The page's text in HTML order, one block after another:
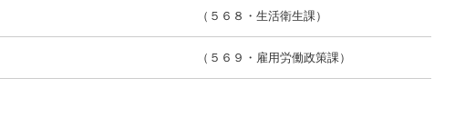
（５６８・生活衛生課）
（５６９・雇用労働政策課）